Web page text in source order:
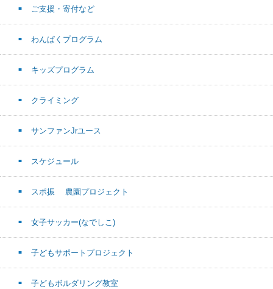
ご支援・寄付など
わんぱくプログラム
キッズプログラム
クライミング
サンファンJrユース
スケジュール
スポ振 農園プロジェクト
女子サッカー(なでしこ)
子どもサポートプロジェクト
子どもボルダリング教室